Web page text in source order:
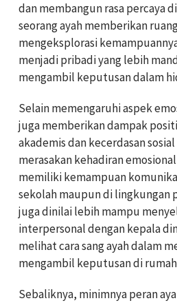
dan membangun rasa percaya
seorang ayah memberikan
mengeksplorasi
menjadi pribadi yang lebih
mengambil keputusan dalam
Selain memengaruhi aspek
juga memberikan dampak
akademis dan kecerdasan
merasakan kehadiran
memiliki kemampuan
sekolah maupun di lingkungan
juga dinilai lebih mampu
interpersonal dengan kepala
melihat cara sang ayah dalam
mengambil keputusan di
Sebaliknya, minimnya peran